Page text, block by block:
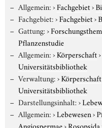
Allgemein:›Fachgebiet›
Fachgebiet:›Fachgebiet›
Gattung:›
Pflanzenstudie
Allgemein:›Körperschaft›
Universitätsbibliothek
Verwaltung:›Körperschaft
Universitätsbibliothek
Darstellungsinhalt:›
Allgemein:›Lebewesen›
Angiospermae›Rosopsida